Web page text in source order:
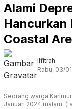
Alami
Hancurkan
Coastal
Ilfitrah
Rabu, 03/
Seorang warga
Januari 2024 malam.